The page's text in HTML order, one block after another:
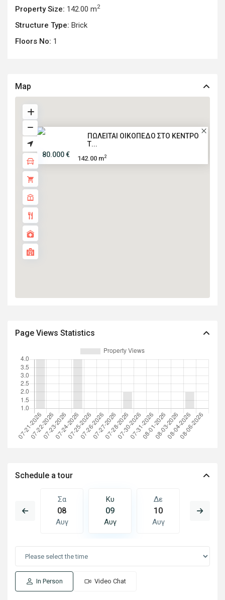
Property Size: 142.00 m2
Structure Type: Brick
Floors No: 1
Map
ΠΩΛΕΙΤΑΙ ΟΙΚΟΠΕΔΟ ΣΤΟ ΚΕΝΤΡΟ
Τ...
80.000 €
142.00 m2
Page Views Statistics
Schedule a tour
Σα
08
Αυγ
Κυ
09
Αυγ
Δε
10
Αυγ
11
In Person Video Chat